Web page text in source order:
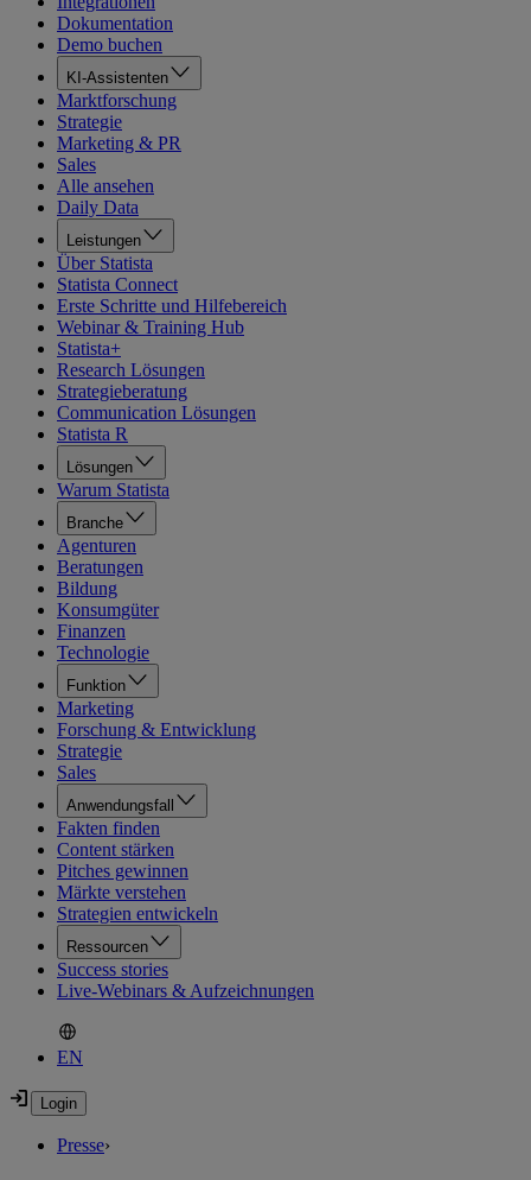
Dokumentation
Demo buchen
KI-Assistenten
Marktforschung
Strategie
Marketing & PR
Sales
Alle ansehen
Daily Data
Leistungen
Über Statista
Statista Connect
Erste Schritte und Hilfebereich
Webinar & Training Hub
Statista+
Research Lösungen
Strategieberatung
Communication Lösungen
Statista R
Lösungen
Warum Statista
Branche
Agenturen
Beratungen
Bildung
Konsumgüter
Finanzen
Technologie
Funktion
Marketing
Forschung & Entwicklung
Strategie
Sales
Anwendungsfall
Fakten finden
Content stärken
Pitches gewinnen
Märkte verstehen
Strategien entwickeln
Ressourcen
Success stories
Live-Webinars & Aufzeichnungen
EN
Presse›